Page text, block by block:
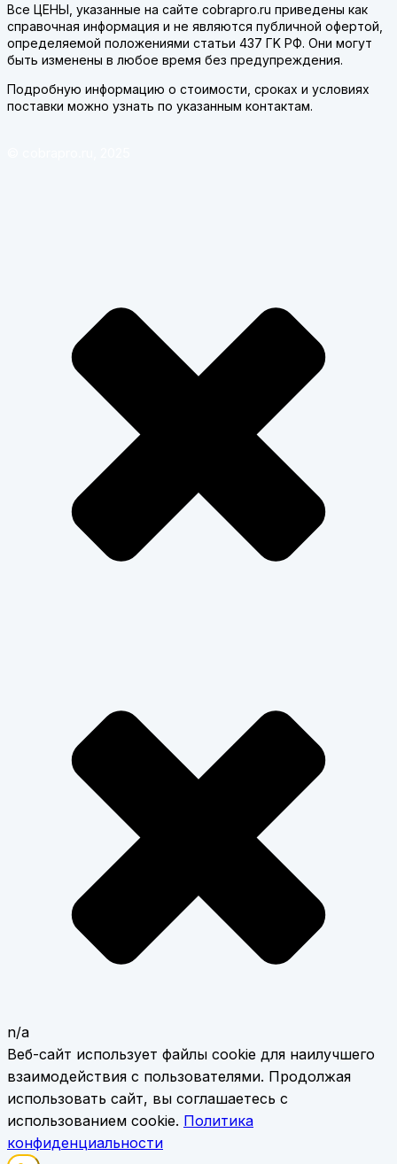
Все ЦЕНЫ, указанные на сайте cobrapro.ru приведены как
справочная информация и не являются публичной офертой,
определяемой положениями статьи 437 ГK РФ. Они могут
быть изменены в любое время без предупреждения.
Подробную информацию о стоимости, сроках и условиях
поставки можно узнать по указанным контактам.
n/a
Веб-сайт использует файлы cookie для наилучшего
взаимодействия с пользователями. Продолжая
использовать сайт, вы соглашаетесь с
использованием cookie. Политика
конфиденциальности